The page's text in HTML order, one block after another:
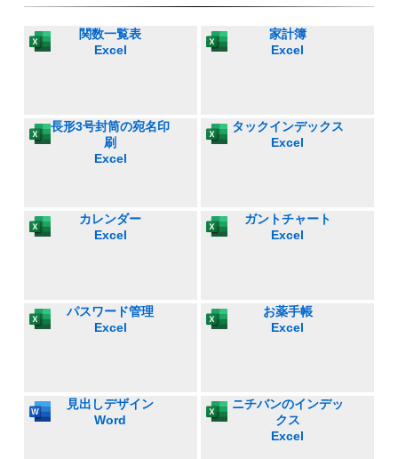
関数一覧表
Excel
家計簿
Excel
長形3号封筒の宛名印
刷
Excel
タックインデックス
Excel
カレンダー
Excel
ガントチャート
Excel
パスワード管理
Excel
お薬手帳
Excel
見出しデザイン
Word
ニチバンのインデッ
クス
Excel